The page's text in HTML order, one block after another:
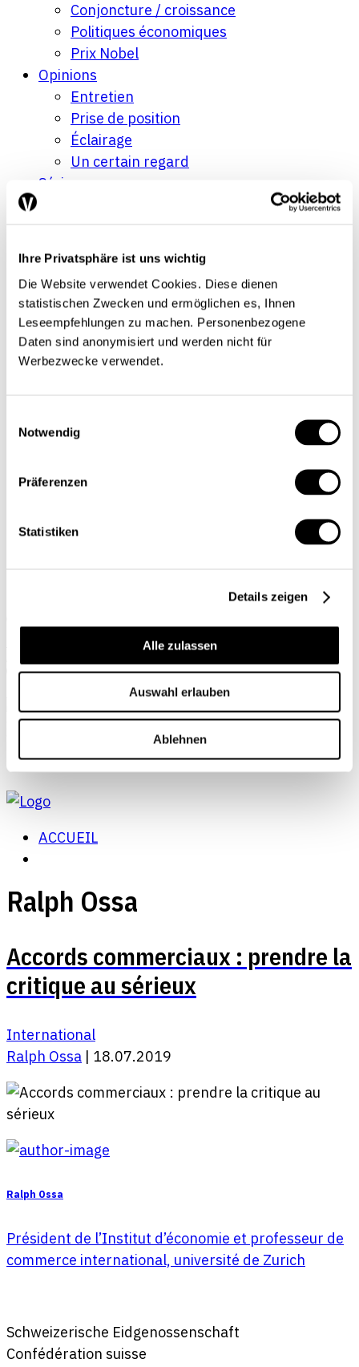
Ihre Privatsphäre ist uns wichtig
Die Website verwendet Cookies. Diese dienen
statistischen Zwecken und ermöglichen es, Ihnen
Leseempfehlungen zu machen. Personenbezogene
Daten sind anonymisiert und werden nicht für
Werbezwecke verwendet.
Notwendig
Präferenzen
Statistiken
Details zeigen
Alle zulassen
Auswahl erlauben
Ablehnen
Conjoncture / croissance
Politiques économiques
Prix Nobel
Opinions
Entretien
Prise de position
Éclairage
Un certain regard
Séries
Next Generation
Infographies
Services
Auteures et auteurs
Éditions imprimées
Protection des données/Conditions
d’utilisation
Prochain dossier
Abonnement
ACCUEIL
Ralph Ossa
Accords commerciaux : prendre la
critique au sérieux
International
Ralph Ossa | 18.07.2019
Ralph Ossa
Président de l’Institut d’économie et professeur de
commerce international, université de Zurich
Schweizerische Eidgenossenschaft
Confédération suisse